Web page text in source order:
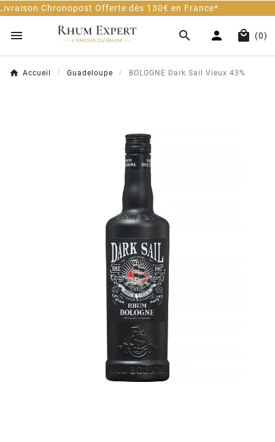
Offerte dès 130€ en France* Client 100%
    (0)
Accueil Guadeloupe BOLOGNE Dark Sail Vieux 43%